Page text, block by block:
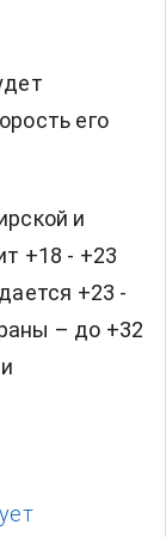
его
и
+18 - +23
+23 -
– до +32